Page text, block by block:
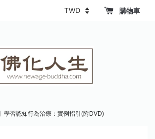
購物車
學習認知行為治療：實例指引(附DVD)